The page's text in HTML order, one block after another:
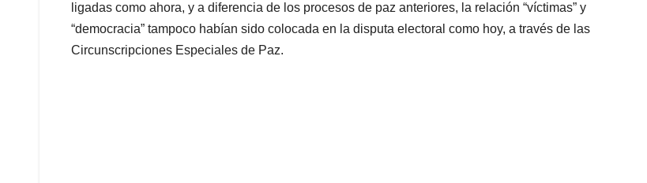
ligadas como ahora, y a diferencia de los procesos de paz anteriores, la relación “víctimas” y
“democracia” tampoco habían sido colocada en la disputa electoral como hoy, a través de las
Circunscripciones Especiales de Paz.